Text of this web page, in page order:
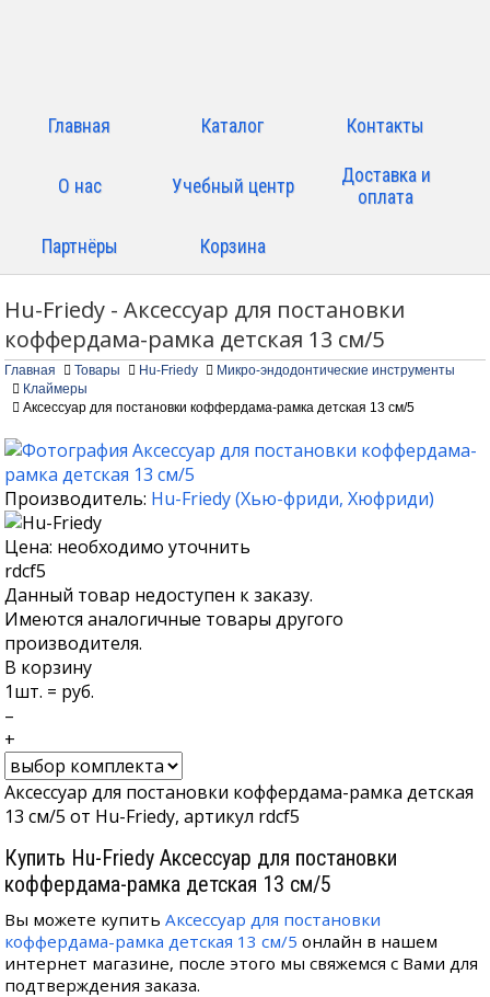
Главная Каталог Контакты
О нас Учебный центр
Доставка и
оплата
Партнёры Корзина
Hu-Friedy - Аксессуар для постановки
коффердама-рамка детская 13 см/5
Главная Товары Hu-Friedy
Микро-эндодонтические инструменты
Клаймеры
Аксессуар для постановки коффердама-рамка детская 13 см/5
Производитель: Hu-Friedy(Хью-фриди,Хюфриди)
Цена: необходимо уточнить
rdcf5
Данный товар недоступен к заказу.
Имеются аналогичные товары другого
производителя.
В корзину
1шт. = руб.
–
+
Аксессуар для постановки коффердама-рамка детская
13 см/5 от Hu-Friedy, артикул rdcf5
Купить Hu-Friedy Аксессуар для постановки
коффердама-рамка детская 13 см/5
Вы можете купитьАксессуар для постановки
коффердама-рамка детская 13 см/5 онлайн в нашем
интернет магазине, после этого мы свяжемся с Вами для
подтверждения заказа.